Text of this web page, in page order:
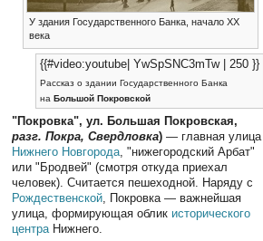
У здания Государственного Банка, начало XX
века
{{#video:youtube| YwSpSNC3mTw | 250 }}
Рассказ о здании Государственного Банка
на Большой Покровской
"Покровка", ул. Большая Покровская,
разг. Покра, Свердловка) — главная улица
Нижнего Новгорода, "нижегородский Арбат"
или "Бродвей" (смотря откуда приехал
человек). Считается пешеходной. Наряду с
Рождественской, Покровка — важнейшая
улица, формирующая облик исторического
центраНижнего.